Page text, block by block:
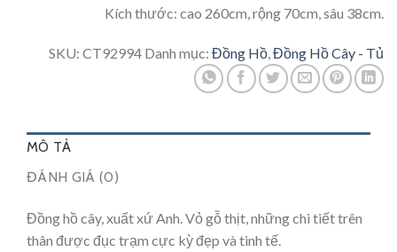
Kích thước: cao 260cm, rộng 70cm, sâu 38cm.
SKU: CT92994 Danh mục: Đồng Hồ,Đồng Hồ Cây - Tủ
MÔ TẢ
ĐÁNH GIÁ (0)
Đồng hồ cây, xuất xứ Anh. Vỏ gỗ thịt, những chi tiết trên
thân được đục trạm cực kỳ đẹp và tinh tế.